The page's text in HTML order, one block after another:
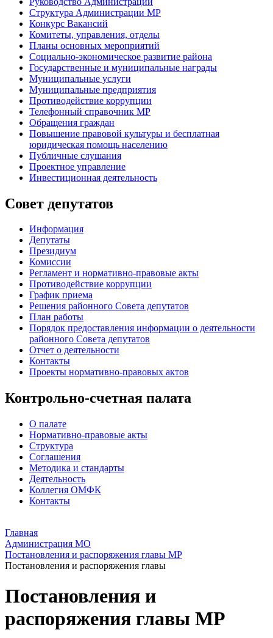
Структура Администрации МР
Конкурс Вакансий
Комитеты, управления, отделы
Планы основных мероприятий
Социально-экономическое развитие района
Государственные и муниципальные награды
Муниципальные услуги
Муниципальные предприятия
Противодействие коррупции
Телефонный справочник МР
Обращения граждан
Повышение правовой культуры и бесплатная
юридическая помощь населению
Публичные слушания
Проектное управление
Инвестиционная деятельность
Совет депутатов
Информация
Депутаты
Президиум
Комиссии
Регламент и нормативно-правовые акты
Противодействие коррупции
График приема
Решения районного Совета депутатов
План работы
Порядок предоставления информации о деятельности
районного Совета депутатов
Отчет о деятельности
Контакты
Проекты нормативно-правовых актов
Контрольно-счетная палата
О палате
Нормативно-правовые акты
Структура
Соглашения
Методика и стандарты
Деятельность
Коллегия ОМФК
Контакты
Главная
Администрация МО
Постановления и распоряжения главы МР
Постановления и распоряжения главы
Постановления и
распоряжения главы МР